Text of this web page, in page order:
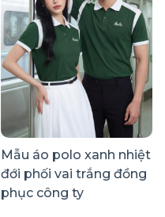
Mẫu áo polo xanh nhiệt
đới phối vai trắng đồng
phục công ty